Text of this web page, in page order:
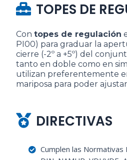
TOPES DE
Con topes de regulación
PI00) para graduar la
cierre (-2º a +5º) del
tanto en doble como en
utilizan preferentemente
mariposa para poder
DIRECTIVAS
Cumplen las Normativas